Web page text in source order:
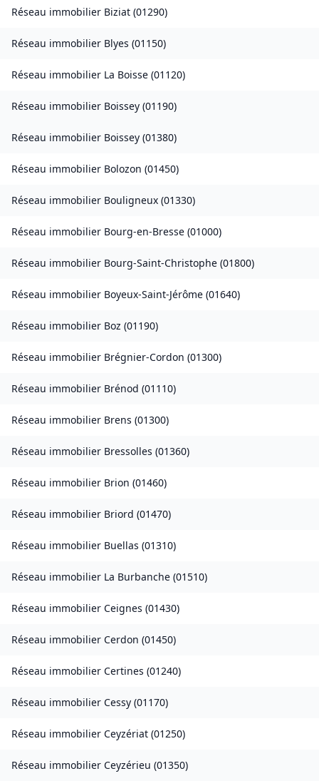
Réseau immobilier Biziat (01290)
Réseau immobilier Blyes (01150)
Réseau immobilier La Boisse (01120)
Réseau immobilier Boissey (01190)
Réseau immobilier Boissey (01380)
Réseau immobilier Bolozon (01450)
Réseau immobilier Bouligneux (01330)
Réseau immobilier Bourg-en-Bresse (01000)
Réseau immobilier Bourg-Saint-Christophe (01800)
Réseau immobilier Boyeux-Saint-Jérôme (01640)
Réseau immobilier Boz (01190)
Réseau immobilier Brégnier-Cordon (01300)
Réseau immobilier Brénod (01110)
Réseau immobilier Brens (01300)
Réseau immobilier Bressolles (01360)
Réseau immobilier Brion (01460)
Réseau immobilier Briord (01470)
Réseau immobilier Buellas (01310)
Réseau immobilier La Burbanche (01510)
Réseau immobilier Ceignes (01430)
Réseau immobilier Cerdon (01450)
Réseau immobilier Certines (01240)
Réseau immobilier Cessy (01170)
Réseau immobilier Ceyzériat (01250)
Réseau immobilier Ceyzérieu (01350)